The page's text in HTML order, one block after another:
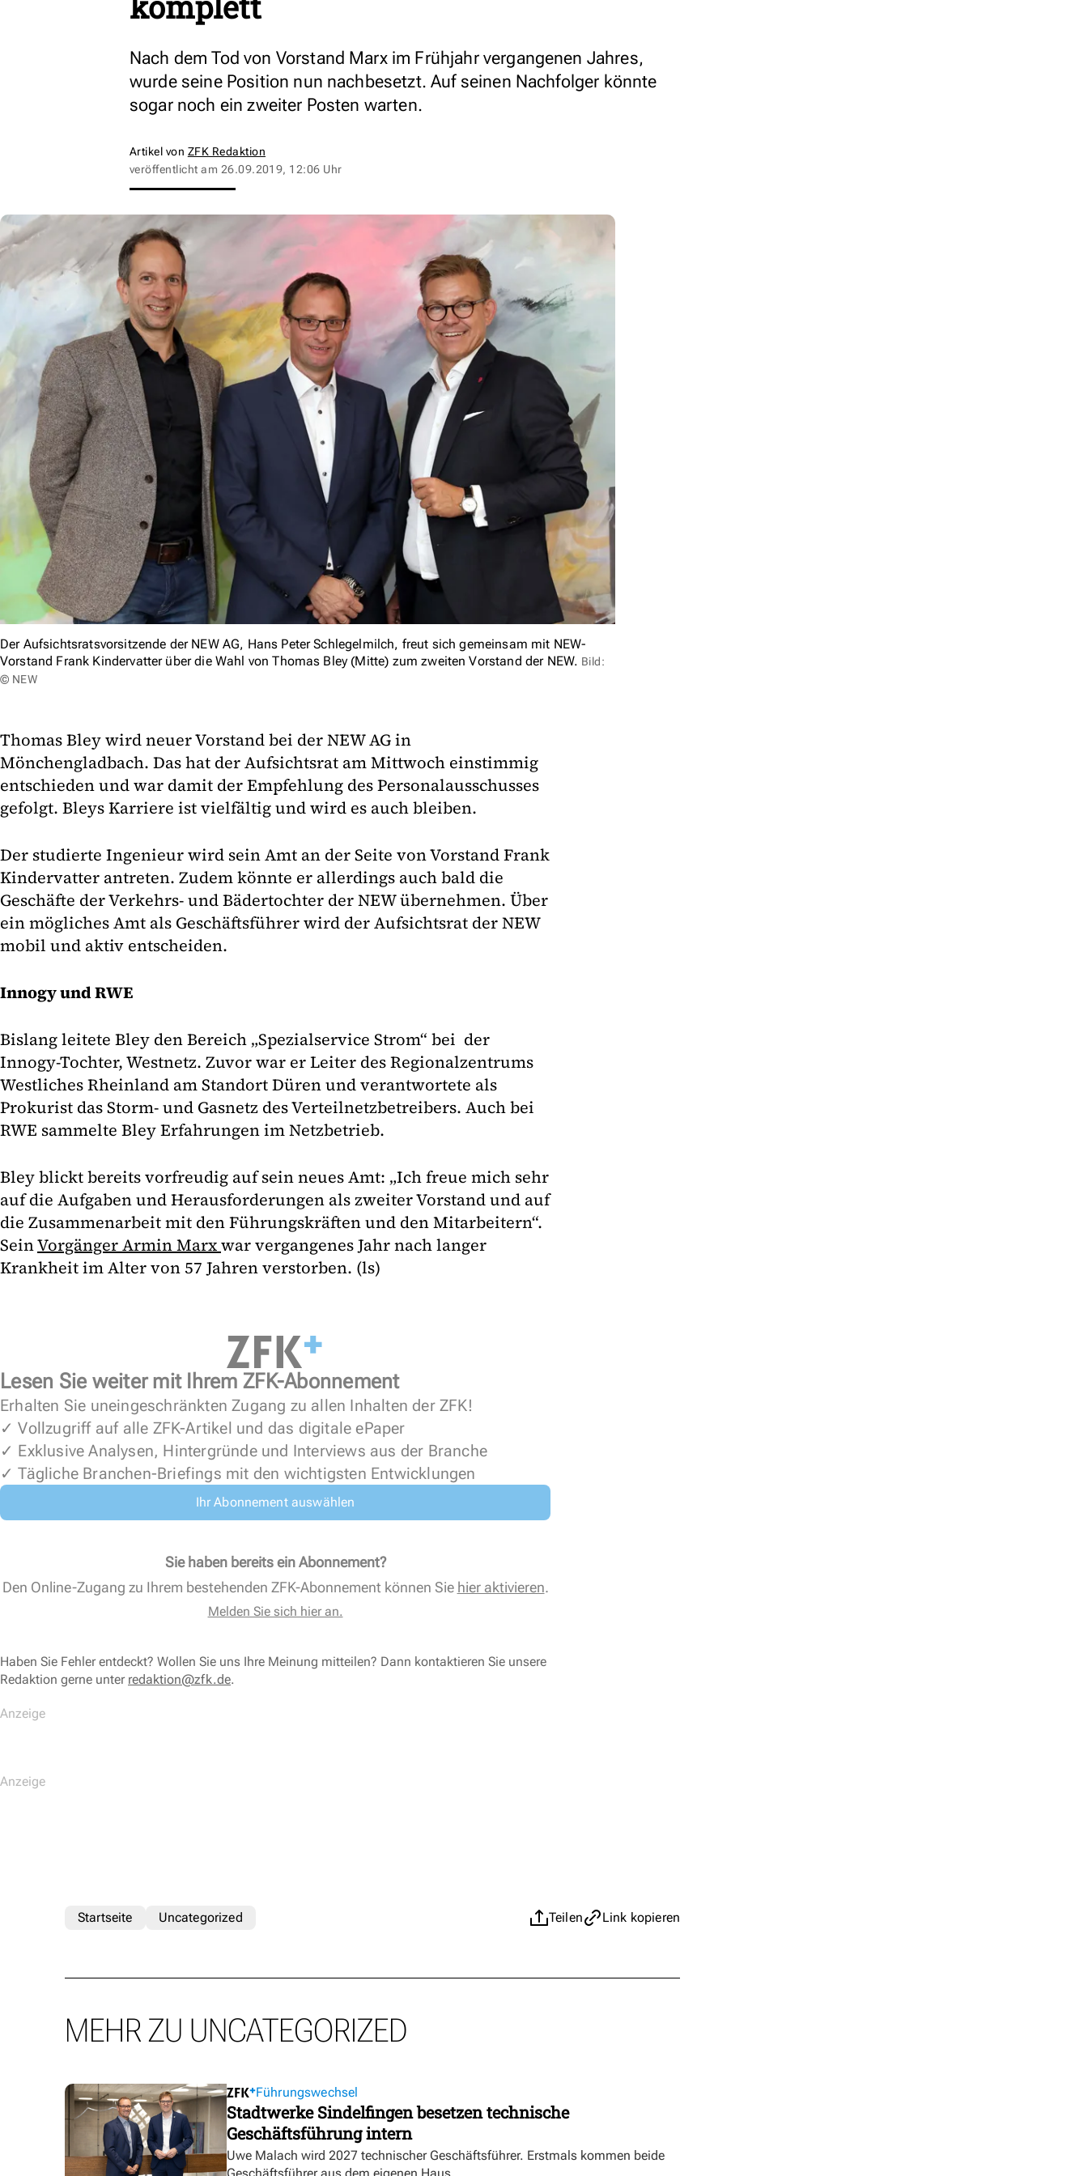
Nach dem Tod von Vorstand Marx im Frühjahr vergangenen Jahres,
wurde seine Position nun nachbesetzt. Auf seinen Nachfolger könnte
sogar noch ein zweiter Posten warten.
Artikel von ZFK Redaktion
veröffentlicht am 26.09.2019, 12:06 Uhr
Der Aufsichtsratsvorsitzende der NEW AG, Hans Peter Schlegelmilch, freut sich gemeinsam mit NEW-
Vorstand Frank Kindervatter über die Wahl von Thomas Bley (Mitte) zum zweiten Vorstand der NEW. Bild:
© NEW
Thomas Bley wird neuer Vorstand bei der NEW AG in
Mönchengladbach. Das hat der Aufsichtsrat am Mittwoch einstimmig
entschieden und war damit der Empfehlung des Personalausschusses
gefolgt. Bleys Karriere ist vielfältig und wird es auch bleiben.
Der studierte Ingenieur wird sein Amt an der Seite von Vorstand Frank
Kindervatter antreten. Zudem könnte er allerdings auch bald die
Geschäfte der Verkehrs- und Bädertochter der NEW übernehmen. Über
ein mögliches Amt als Geschäftsführer wird der Aufsichtsrat der NEW
mobil und aktiv entscheiden.
Innogy und RWE
Bislang leitete Bley den Bereich „Spezialservice Strom“ bei der
Innogy-Tochter, Westnetz. Zuvor war er Leiter des Regionalzentrums
Westliches Rheinland am Standort Düren und verantwortete als
Prokurist das Storm- und Gasnetz des Verteilnetzbetreibers. Auch bei
RWE sammelte Bley Erfahrungen im Netzbetrieb.
Bley blickt bereits vorfreudig auf sein neues Amt: „Ich freue mich sehr
auf die Aufgaben und Herausforderungen als zweiter Vorstand und auf
die Zusammenarbeit mit den Führungskräften und den Mitarbeitern“.
SeinVorgänger Armin Marxwar vergangenes Jahr nach langer
Krankheit im Alter von 57 Jahren verstorben. (ls)
Lesen Sie weiter mit Ihrem ZFK-Abonnement
Erhalten Sie uneingeschränkten Zugang zu allen Inhalten der ZFK!
✓ Vollzugriff auf alle ZFK-Artikel und das digitale ePaper
✓ Exklusive Analysen, Hintergründe und Interviews aus der Branche
✓ Tägliche Branchen-Briefings mit den wichtigsten Entwicklungen
Ihr Abonnement auswählen
Sie haben bereits ein Abonnement?
Den Online-Zugang zu Ihrem bestehenden ZFK-Abonnement können Sie hier aktivieren.
Melden Sie sich hier an.
Haben Sie Fehler entdeckt? Wollen Sie uns Ihre Meinung mitteilen? Dann kontaktieren Sie unsere
Redaktion gerne unter redaktion@zfk.de.
Teilen Link kopieren
Startseite Uncategorized
MEHR ZU UNCATEGORIZED
Führungswechsel
Stadtwerke Sindelfingen besetzen technische
Geschäftsführung intern
Uwe Malach wird 2027 technischer Geschäftsführer. Erstmals kommen beide